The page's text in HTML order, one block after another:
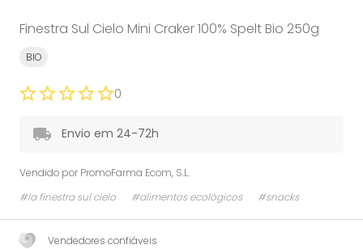
Finestra Sul Cielo Mini Craker 100% Spelt Bio 250g
BIO
0
Envio em 24-72h
Vendido por PromoFarma Ecom, S.L.
#la finestra sul cielo
#alimentos ecológicos #snacks
Vendedores confiáveis